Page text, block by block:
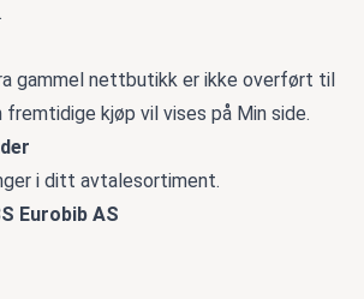
gammel nettbutikk er ikke overført til
kjøp vil vises på Min side.
i ditt avtalesortiment.
Eurobib AS